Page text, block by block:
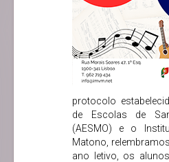
protocolo
de Escolas de
(AESMO) e o
Matono,
ano letivo, os